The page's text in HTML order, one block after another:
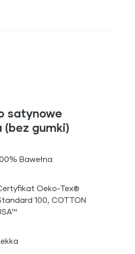
satynowe
(bez gumki)
Bawełna
Oeko-Tex®
100, COTTON